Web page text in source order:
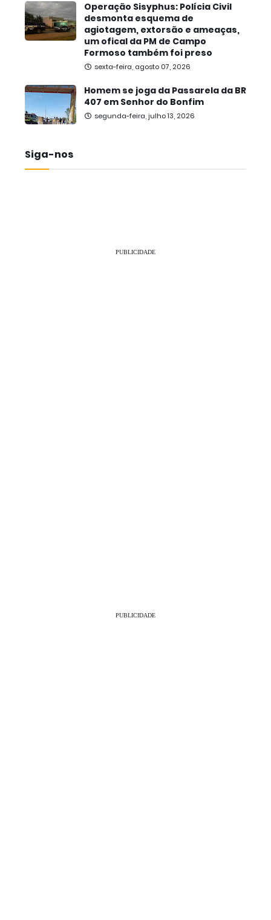
Operação Sisyphus: Polícia Civil
desmonta esquema de
agiotagem, extorsão e ameaças,
um ofical da PM de Campo
Formoso também foi preso
sexta-feira, agosto 07, 2026
Homem se joga da Passarela da BR
407 em Senhor do Bonfim
segunda-feira, julho 13, 2026
Siga-nos
PUBLICIDADE
PUBLICIDADE